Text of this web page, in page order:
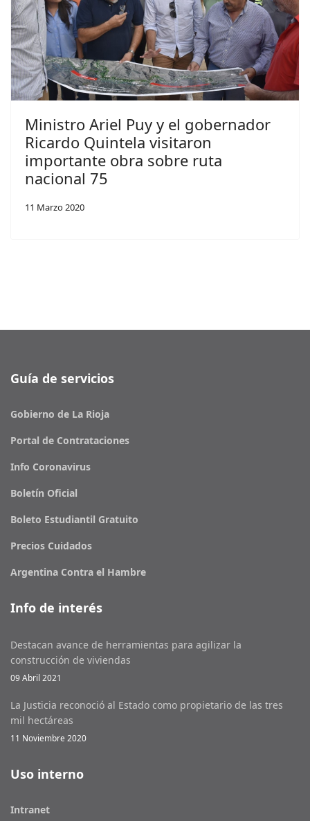
Ministro Ariel Puy y el gobernador
Ricardo Quintela visitaron
importante obra sobre ruta
nacional 75
11 Marzo 2020
Guía de servicios
Gobierno de La Rioja
Portal de Contrataciones
Info Coronavirus
Boletín Oficial
Boleto Estudiantil Gratuito
Precios Cuidados
Argentina Contra el Hambre
Info de interés
Destacan avance de herramientas para agilizar la
construcción de viviendas
09 Abril 2021
La Justicia reconoció al Estado como propietario de las tres
mil hectáreas
11 Noviembre 2020
Uso interno
Intranet